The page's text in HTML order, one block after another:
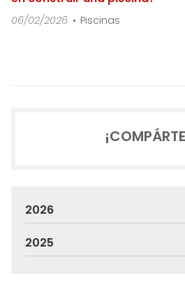
06/02/2026 Piscinas
2026
2025